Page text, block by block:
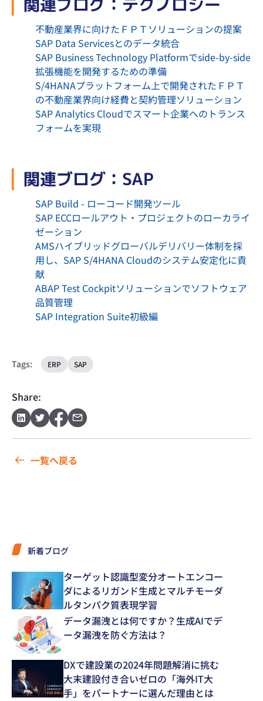
不動産業界に向けたＦＰＴソリューションの提案
SAP Data Servicesとのデータ統合
SAP Business Technology Platformでside-by-side
拡張機能を開発するための準備
S/4HANAプラットフォーム上で開発されたＦＰＴ
の不動産業界向け経費と契約管理ソリューション
SAP Analytics Cloudでスマート企業へのトランス
フォームを実現
関連ブログ：SAP
SAP Build - ローコード開発ツール
SAP ECCロールアウト・プロジェクトのローカライ
ゼーション
AMSハイブリッドグローバルデリバリー体制を採
用し、SAP S/4HANA Cloudのシステム安定化に貢
献
​​​ABAP Test Cockpitソリューションでソフトウェア
品質管理​
SAP Integration Suite初級編
Tags: ERP SAP
Share:
一覧へ戻る
新着ブログ
ターゲット認識型変分オートエンコー
ダによるリガンド生成とマルチモーダ
ルタンパク質表現学習
データ漏洩とは何ですか？生成AIでデ
ータ漏洩を防ぐ方法は？
DXで建設業の2024年問題解消に挑む
大末建設付き合いゼロの「海外IT大
手」をパートナーに選んだ理由とは